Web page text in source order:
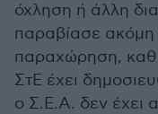
όχληση ή άλλη
παραβίασε ακόμη
παραχώρηση,
ΣτΕ έχει
ο Σ.Ε.Α. δεν έχει